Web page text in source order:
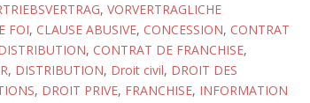
, VORVERTRAGLICHE
FOI, CLAUSE ABUSIVE, CONCESSION, CONTRAT
, CONTRAT DE FRANCHISE,
, DISTRIBUTION, Droit civil, DROIT DES
, DROIT PRIVE, FRANCHISE, INFORMATION